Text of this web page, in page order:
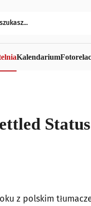
Kalendarium
z polskim